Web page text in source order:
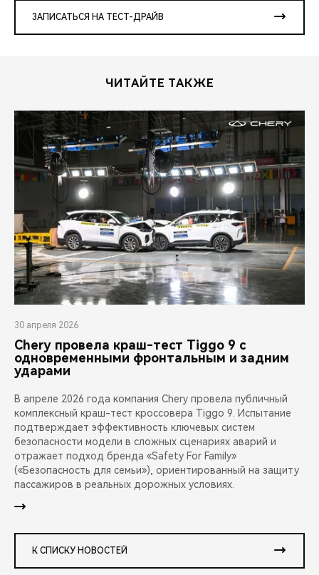
ЗАПИСАТЬСЯ НА ТЕСТ-ДРАЙВ
ЧИТАЙТЕ ТАКЖЕ
30 апреля 2026
Chery провела краш-тест Tiggo 9 с
одновременными фронтальным и задним
ударами
В апреле 2026 года компания Chery провела публичный
комплексный краш-тест кроссовера Tiggo 9. Испытание
подтверждает эффективность ключевых систем
безопасности модели в сложных сценариях аварий и
отражает подход бренда «Safety For Family»
(«Безопасность для семьи»), ориентированный на защиту
пассажиров в реальных дорожных условиях.
К СПИСКУ НОВОСТЕЙ